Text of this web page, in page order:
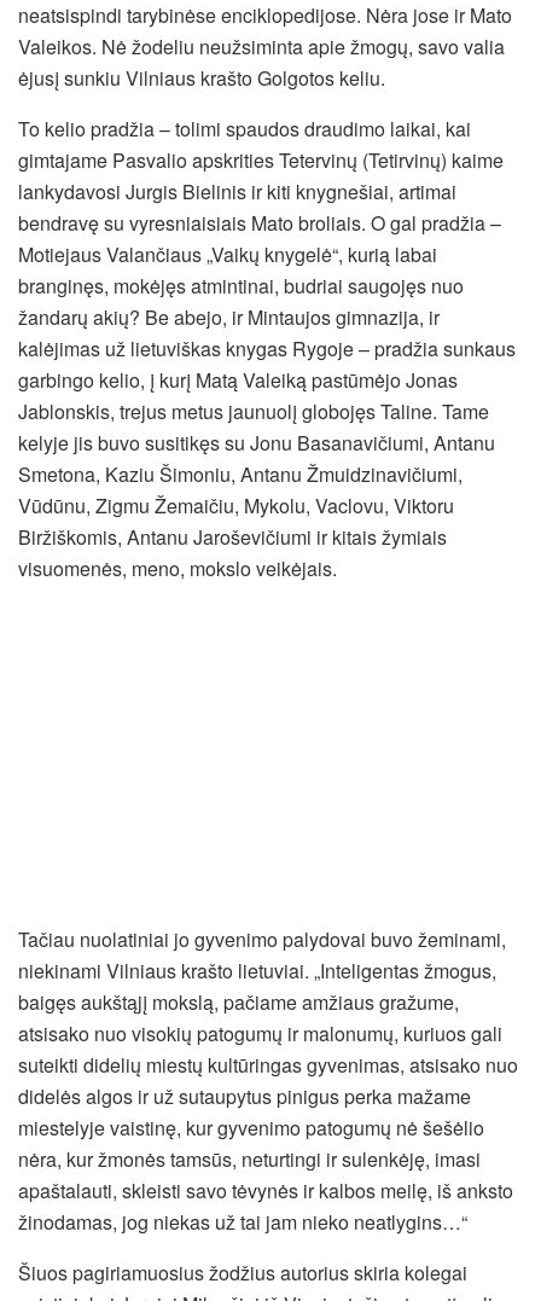
neatsispindi tarybinėse enciklopedijose. Nėra jose ir Mato
Valeikos. Nė žodeliu neužsiminta apie žmogų, savo valia
ėjusį sunkiu Vilniaus krašto Golgotos keliu.
To kelio pradžia – tolimi spaudos draudimo laikai, kai
gimtajame Pasvalio apskrities Tetervinų (Tetirvinų) kaime
lankydavosi Jurgis Bielinis ir kiti knygnešiai, artimai
bendravę su vyresniaisiais Mato broliais. O gal pradžia –
Motiejaus Valančiaus „Vaikų knygelė“, kurią labai
branginęs, mokėjęs atmintinai, budriai saugojęs nuo
žandarų akių? Be abejo, ir Mintaujos gimnazija, ir
kalėjimas už lietuviškas knygas Rygoje – pradžia sunkaus
garbingo kelio, į kurį Matą Valeiką pastūmėjo Jonas
Jablonskis, trejus metus jaunuolį globojęs Taline. Tame
kelyje jis buvo susitikęs su Jonu Basanavičiumi, Antanu
Smetona, Kaziu Šimoniu, Antanu Žmuidzinavičiumi,
Vūdūnu, Zigmu Žemaičiu, Mykolu, Vaclovu, Viktoru
Biržiškomis, Antanu Jaroševičiumi ir kitais žymiais
visuomenės, meno, mokslo veikėjais.
Tačiau nuolatiniai jo gyvenimo palydovai buvo žeminami,
niekinami Vilniaus krašto lietuviai. „Inteligentas žmogus,
baigęs aukštąjį mokslą, pačiame amžiaus gražume,
atsisako nuo visokių patogumų ir malonumų, kuriuos gali
suteikti didelių miestų kultūringas gyvenimas, atsisako nuo
didelės algos ir už sutaupytus pinigus perka mažame
miestelyje vaistinę, kur gyvenimo patogumų nė šešėlio
nėra, kur žmonės tamsūs, neturtingi ir sulenkėję, imasi
apaštalauti, skleisti savo tėvynės ir kalbos meilę, iš anksto
žinodamas, jog niekas už tai jam nieko neatlygins…“
Šiuos pagiriamuosius žodžius autorius skiria kolegai